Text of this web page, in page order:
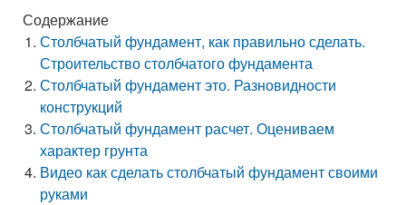
Содержание
Столбчатый фундамент, как правильно сделать.
Строительство столбчатого фундамента
Столбчатый фундамент это. Разновидности
конструкций
Столбчатый фундамент расчет. Оцениваем
характер грунта
Видео как сделать столбчатый фундамент своими
руками